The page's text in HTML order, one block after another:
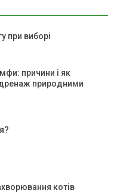
при виборі
причини і як
природними
котів